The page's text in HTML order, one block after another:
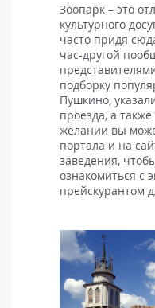
Зоопарк – это
культурного
часто придя
час-другой
подборку
Пушкино,
проезда, а
желании вы
портала и на
заведения,
ознакомиться с
прейскурантом